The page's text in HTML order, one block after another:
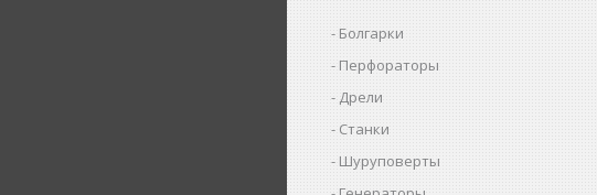
Болгарки
Перфораторы
Дрели
Станки
Шуруповерты